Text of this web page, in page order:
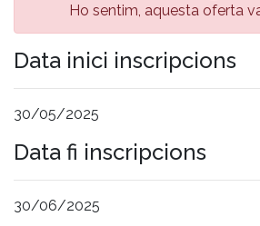
Ho sentim, aquesta oferta
Data inici inscripcions
30/05/2025
Data fi inscripcions
30/06/2025